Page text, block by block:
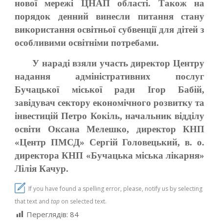
нової мережі ЦНАП області. Також на
порядок денний винесли питання стану
використання освітньої субвенції для дітей з
особливими освітніми потребами.
У нараді взяли участь директор Центру
надання адміністративних послуг
Бучацької міської ради Ігор Бабій,
завідувач сектору економічного розвитку та
інвестицій Петро Кокіль, начальник відділу
освіти Оксана Мелешко, директор КНП
«Центр ПМСД» Сергій Головецький, в. о.
директора КНП «Бучацька міська лікарня»
Лілія Качур.
If you have found a spelling error, please, notify us by selecting
that text and tap on selected text.
Переглядів: 84